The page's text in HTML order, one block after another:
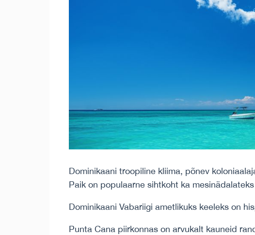
Dominikaani troopiline kliima, põnev
Paik on populaarne sihtkoht ka
Dominikaani Vabariigi ametlikuks keeleks on
Punta Cana piirkonnas on arvukalt kauneid